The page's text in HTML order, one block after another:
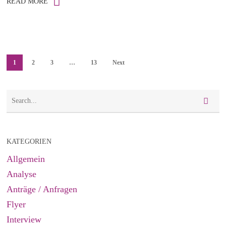
1 2 3 … 13 Next
KATEGORIEN
Allgemein
Analyse
Anträge / Anfragen
Flyer
Interview